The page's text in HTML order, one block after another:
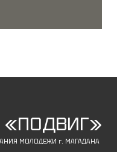
МОЛОДЕЖИ г. МАГАДАНА